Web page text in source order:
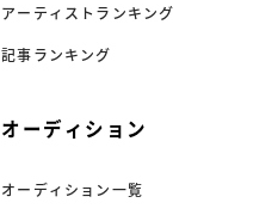
アーティストランキング
記事ランキング
オーディション
オーディション一覧